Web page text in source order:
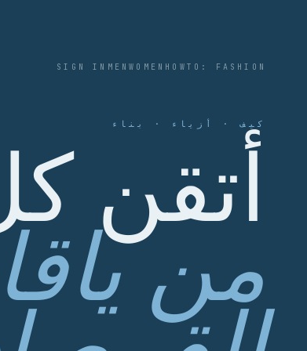
HOWTO: FASHION
WOMEN
MEN
SIGN IN
كيف · أزياء · بناء
أتقن
من